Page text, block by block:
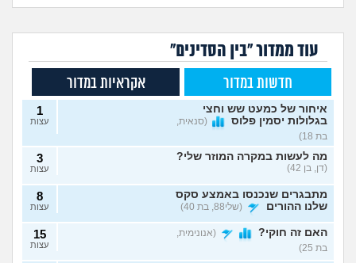
עוד ממדור "בין הסדינים"
חדשות במדור אקראיות במדור
איחור של כמעט שש וחצי
בגלולות יסמין פלוס
(סנאית,
בת 18)
1
עצות
מה לעשות במקרה המוזר שלי?
(דן, בן 42)
3
עצות
מתבגרים שנכנסו באמצע סקס
שלנו ההורים
(שלי88, בת 40)
8
עצות
האם זה חוקי?
(אנונימית,
בת 25)
15
עצות